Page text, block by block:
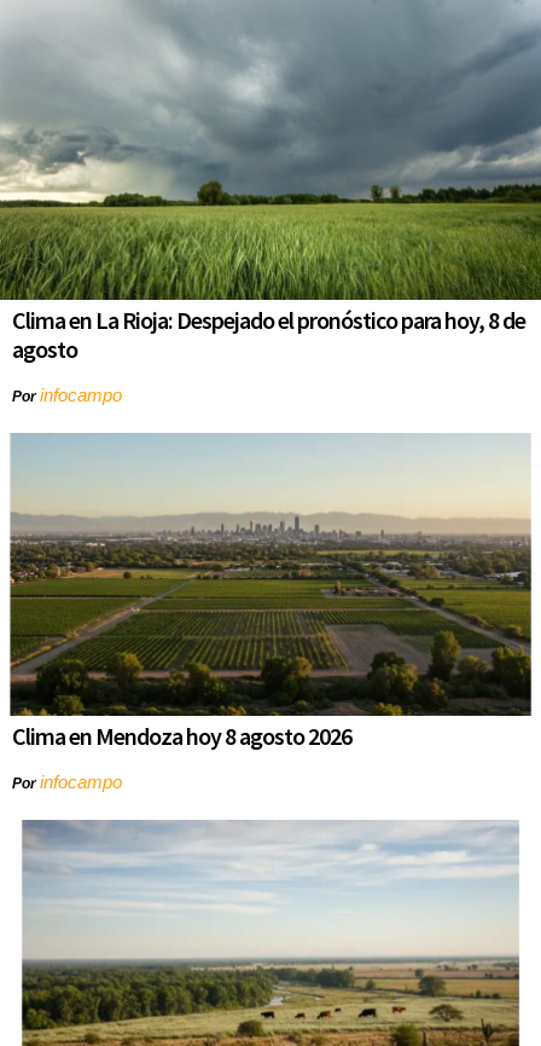
Clima en La Rioja: Despejado el pronóstico para hoy, 8 de
agosto
Porinfocampo
Clima en Mendoza hoy 8 agosto 2026
Porinfocampo